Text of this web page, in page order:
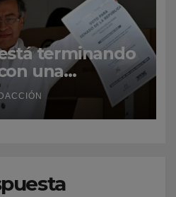
terminando
una
e inusual»
qué papel